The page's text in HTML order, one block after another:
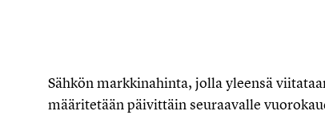
Sähkön markkinahinta, jolla yleensä
määritetään päivittäin seuraavalle